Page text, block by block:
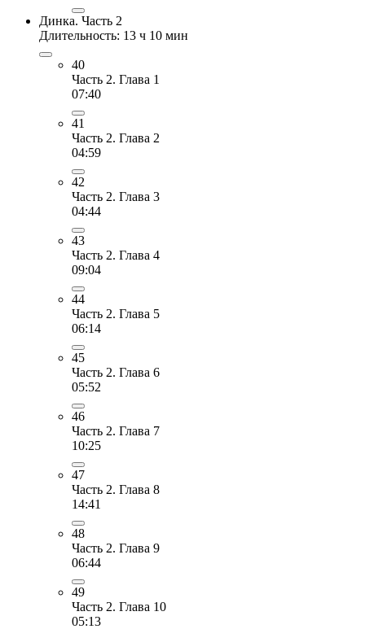
Динка. Часть 2
Длительность: 13 ч 10 мин
40
Часть 2. Глава 1
07:40
41
Часть 2. Глава 2
04:59
42
Часть 2. Глава 3
04:44
43
Часть 2. Глава 4
09:04
44
Часть 2. Глава 5
06:14
45
Часть 2. Глава 6
05:52
46
Часть 2. Глава 7
10:25
47
Часть 2. Глава 8
14:41
48
Часть 2. Глава 9
06:44
49
Часть 2. Глава 10
05:13